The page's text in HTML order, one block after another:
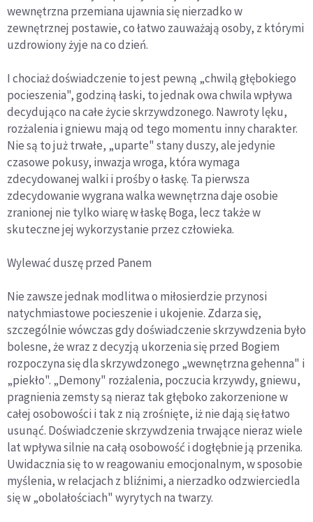
wewnętrzna przemiana ujawnia się nierzadko w
zewnętrznej postawie, co łatwo zauważają osoby, z którymi
uzdrowiony żyje na co dzień.
I chociaż doświadczenie to jest pewną „chwilą głębokiego
pocieszenia", godziną łaski, to jednak owa chwila wpływa
decydująco na całe życie skrzywdzonego. Nawroty lęku,
rozżalenia i gniewu mają od tego momentu inny charakter.
Nie są to już trwałe, „uparte" stany duszy, ale jedynie
czasowe pokusy, inwazja wroga, która wymaga
zdecydowanej walki i prośby o łaskę. Ta pierwsza
zdecydowanie wygrana walka wewnętrzna daje osobie
zranionej nie tylko wiarę w łaskę Boga, lecz także w
skuteczne jej wykorzystanie przez człowieka.
Wylewać duszę przed Panem
Nie zawsze jednak modlitwa o miłosierdzie przynosi
natychmiastowe pocieszenie i ukojenie. Zdarza się,
szczególnie wówczas gdy doświadczenie skrzywdzenia było
bolesne, że wraz z decyzją ukorzenia się przed Bogiem
rozpoczyna się dla skrzywdzonego „wewnętrzna gehenna" i
„piekło". „Demony" rozżalenia, poczucia krzywdy, gniewu,
pragnienia zemsty są nieraz tak głęboko zakorzenione w
całej osobowości i tak z nią zrośnięte, iż nie dają się łatwo
usunąć. Doświadczenie skrzywdzenia trwające nieraz wiele
lat wpływa silnie na całą osobowość i dogłębnie ją przenika.
Uwidacznia się to w reagowaniu emocjonalnym, w sposobie
myślenia, w relacjach z bliźnimi, a nierzadko odzwierciedla
się w „obolałościach" wyrytych na twarzy.